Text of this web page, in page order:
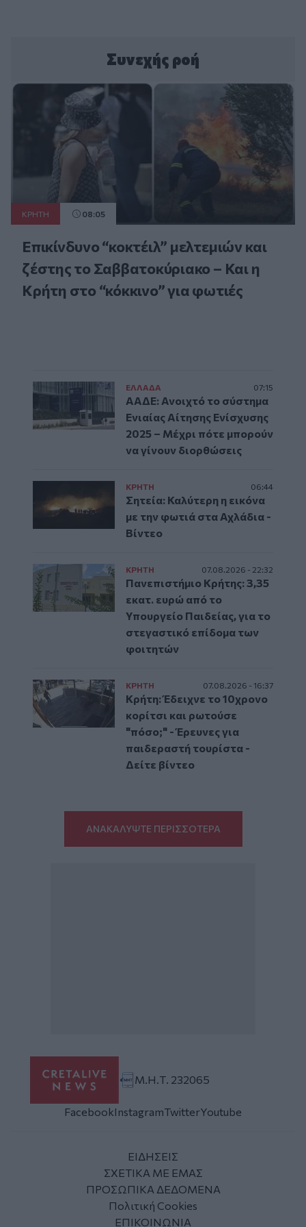
Συνεχής ροή
ΚΡΗΤΗ 08:05
Επικίνδυνο “κοκτέιλ” μελτεμιών και
ζέστης το Σαββατοκύριακο – Και η
Κρήτη στο “κόκκινο” για φωτιές
ΕΛΛAΔΑ 07:15
ΑΑΔΕ: Ανοιχτό το σύστημα
Ενιαίας Αίτησης Ενίσχυσης
2025 – Μέχρι πότε μπορούν
να γίνουν διορθώσεις
ΚΡΗΤΗ 06:44
Σητεία: Καλύτερη η εικόνα
με την φωτιά στα Αχλάδια -
Βίντεο
ΚΡΗΤΗ 07.08.2026 - 22:32
Πανεπιστήμιο Κρήτης: 3,35
εκατ. ευρώ από το
Υπουργείο Παιδείας, για το
στεγαστικό επίδομα των
φοιτητών
ΚΡΗΤΗ 07.08.2026 - 16:37
Κρήτη: Έδειχνε το 10χρονο
κορίτσι και ρωτούσε
"πόσο;" - Έρευνες για
παιδεραστή τουρίστα -
Δείτε βίντεο
ΑΝΑΚΑΛΥΨΤΕ ΠΕΡΙΣΣΟΤΕΡΑ
Μ.Η.Τ. 232065
FacebookInstagramTwitterYoutube
ΕΙΔΗΣΕΙΣ
ΣΧΕΤΙΚΑ ΜΕ ΕΜΑΣ
ΠΡΟΣΩΠΙΚΑ ΔΕΔΟΜΕΝΑ
Πολιτική Cookies
ΕΠΙΚΟΙΝΩΝΙΑ